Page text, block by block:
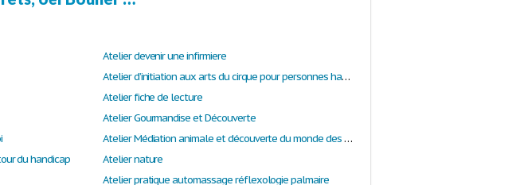
Atelier devenir une infirmiere
Atelier d’initiation aux arts du cirque pour personnes handicapées
Atelier fiche de lecture
Atelier Gourmandise et Découverte
Atelier Médiation animale et découverte du monde des vivants
du handicap
Atelier nature
Atelier pratique automassage réflexologie palmaire